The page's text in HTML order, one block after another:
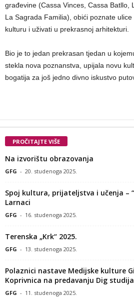
građevine (Cassa Vinces, Cassa Batllo,
La Sagrada Familia), obići poznate
kulturu i uživati u prekrasnoj arhitekturi.
Bio je to jedan prekrasan tjedan u
stekla nova poznanstva, upijala novu
bogatija za još jedno divno iskustvo
PROČITAJTE VIŠE
Na izvorištu obrazovanja
GFG - 20. studenoga 2025.
Spoj kultura, prijateljstva i učenja –
Larnaci
GFG - 16. studenoga 2025.
Terenska „Krk“ 2025.
GFG - 13. studenoga 2025.
Polaznici nastave Medijske kulture
Koprivnica na predavanju Dig studija
GFG - 11. studenoga 2025.